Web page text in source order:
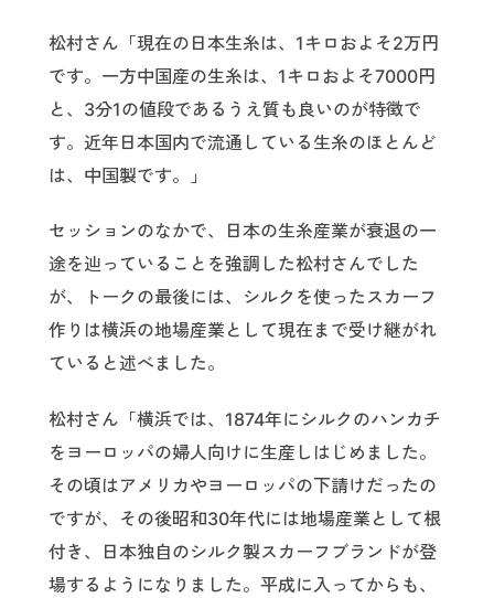
松村さん「現在の日本生糸は、1キロおよそ2万円
です。一方中国産の生糸は、1キロおよそ7000円
と、3分1の値段であるうえ質も良いのが特徴で
す。近年日本国内で流通している生糸のほとんど
は、中国製です。」
セッションのなかで、日本の生糸産業が衰退の一
途を辿っていることを強調した松村さんでした
が、トークの最後には、シルクを使ったスカーフ
作りは横浜の地場産業として現在まで受け継がれ
ていると述べました。
松村さん「横浜では、1874年にシルクのハンカチ
をヨーロッパの婦人向けに生産しはじめました。
その頃はアメリカやヨーロッパの下請けだったの
ですが、その後昭和30年代には地場産業として根
付き、日本独自のシルク製スカーフブランドが登
場するようになりました。平成に入ってからも、